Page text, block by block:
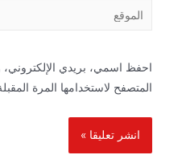
الموقع
احفظ اسمي، بريدي الإلكتروني،
المتصفح لاستخدامها المرة